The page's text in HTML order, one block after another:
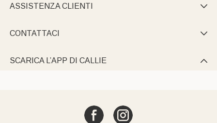
ASSISTENZA CLIENTI 
CONTATTACI 
SCARICA L’APP DI CALLIE 